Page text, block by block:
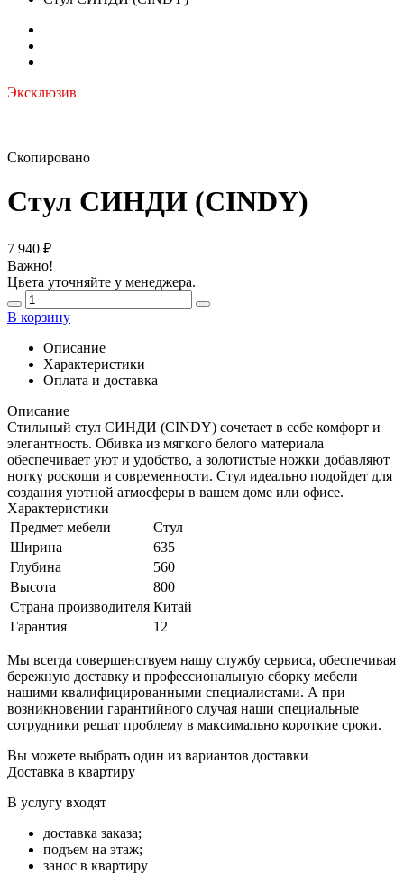
Эксклюзив
Скопировано
Стул СИНДИ (CINDY)
7 940 ₽
Важно!
Цвета уточняйте у менеджера.
В корзину
Описание
Характеристики
Оплата и доставка
Описание
Стильный стул СИНДИ (CINDY) сочетает в себе комфорт и
элегантность. Обивка из мягкого белого материала
обеспечивает уют и удобство, а золотистые ножки добавляют
нотку роскоши и современности. Стул идеально подойдет для
создания уютной атмосферы в вашем доме или офисе.
Характеристики
Предмет мебели
Стул
Ширина
635
Глубина
560
Высота
800
Страна производителя Китай
Гарантия
12
Мы всегда совершенствуем нашу службу сервиса, обеспечивая
бережную доставку и профессиональную сборку мебели
нашими квалифицированными специалистами. А при
возникновении гарантийного случая наши специальные
сотрудники решат проблему в максимально короткие сроки.
Вы можете выбрать один из вариантов доставки
Доставка в квартиру
В услугу входят
доставка заказа;
подъем на этаж;
занос в квартиру